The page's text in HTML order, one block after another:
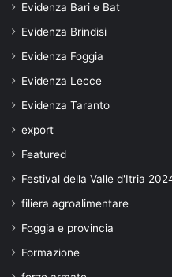
Evidenza Bari e Bat
Evidenza Brindisi
Evidenza Foggia
Evidenza Lecce
Evidenza Taranto
export
Featured
Festival della Valle d'Itria
filiera agroalimentare
Foggia e provincia
Formazione